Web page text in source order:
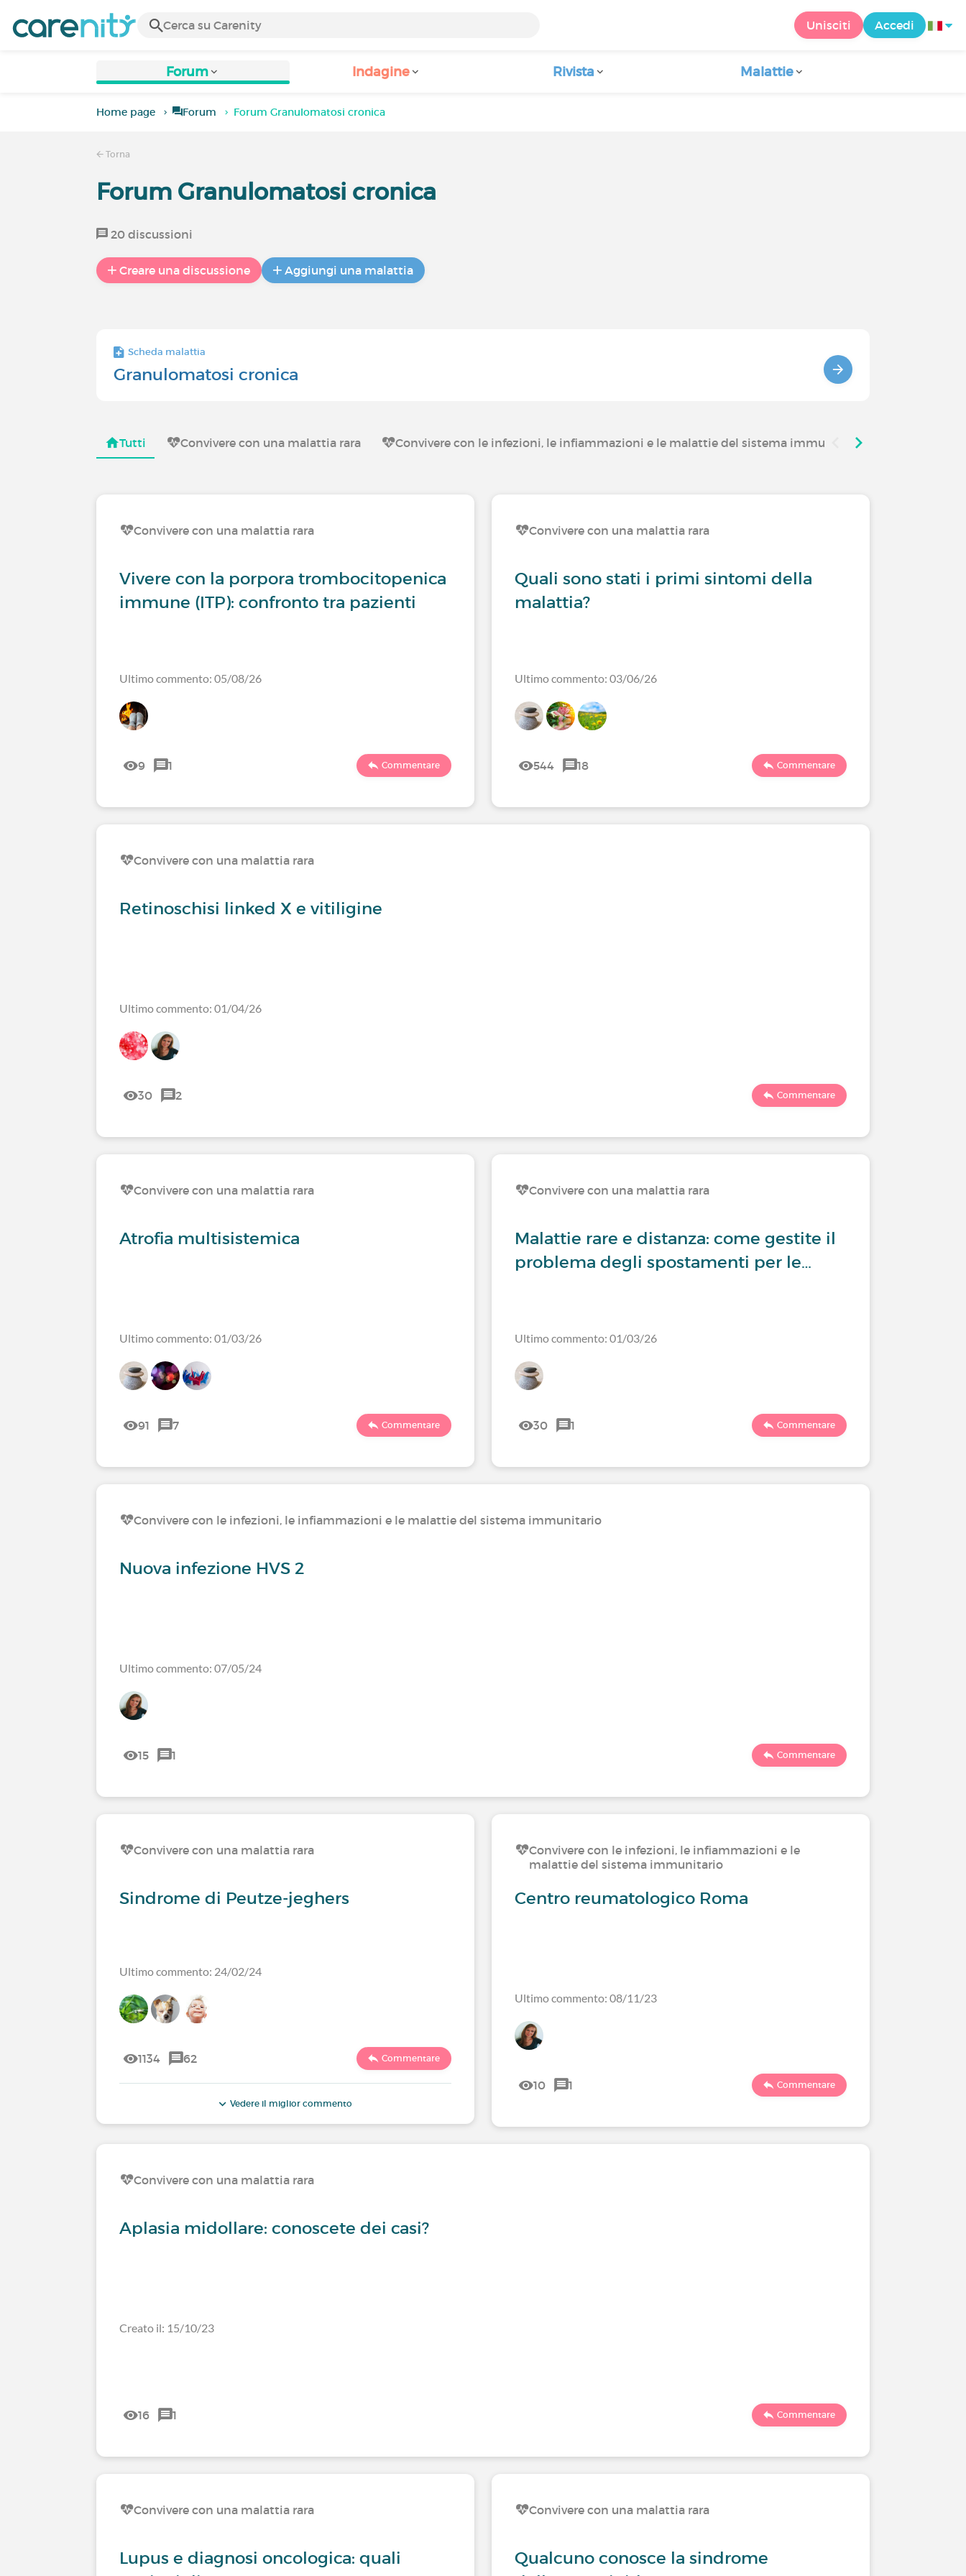
Unisciti Accedi
Forum Indagine Rivista Malattie
Home page Forum Forum Granulomatosi cronica
Torna
Forum Granulomatosi cronica
20 discussioni
Creare una discussione Aggiungi una malattia
Scheda malattia
Granulomatosi cronica
Tutti Convivere con una malattia rara Convivere con le infezioni, le infiammazioni e le malattie del sistema immunitario
Convivere con una malattia rara
Vivere con la porpora trombocitopenica
immune (ITP): confronto tra pazienti
Ultimo commento: 05/08/26
9 1 Commentare
Convivere con una malattia rara
Quali sono stati i primi sintomi della
malattia?
Ultimo commento: 03/06/26
544 18 Commentare
Convivere con una malattia rara
Retinoschisi linked X e vitiligine
Ultimo commento: 01/04/26
30 2 Commentare
Convivere con una malattia rara
Atrofia multisistemica
Ultimo commento: 01/03/26
91 7 Commentare
Convivere con una malattia rara
Malattie rare e distanza: come gestite il
problema degli spostamenti per le…
Ultimo commento: 01/03/26
30 1 Commentare
Convivere con le infezioni, le infiammazioni e le malattie del sistema immunitario
Nuova infezione HVS 2
Ultimo commento: 07/05/24
15 1 Commentare
Convivere con una malattia rara
Sindrome di Peutze-jeghers
Ultimo commento: 24/02/24
1134 62 Commentare
Vedere il miglior commento
Convivere con le infezioni, le infiammazioni e le
malattie del sistema immunitario
Centro reumatologico Roma
Ultimo commento: 08/11/23
10 1 Commentare
Convivere con una malattia rara
Aplasia midollare: conoscete dei casi?
Creato il: 15/10/23
16 1 Commentare
Convivere con una malattia rara
Lupus e diagnosi oncologica: quali
Convivere con una malattia rara
Qualcuno conosce la sindrome